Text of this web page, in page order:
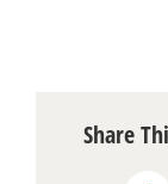
Share